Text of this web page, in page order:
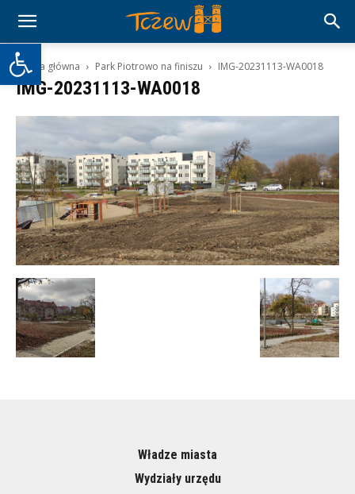
Otwórz pasek narzędzi
Strona główna Park Piotrowo na finiszu IMG-20231113-WA0018
IMG-20231113-WA0018
Władze miasta
Wydziały urzędu